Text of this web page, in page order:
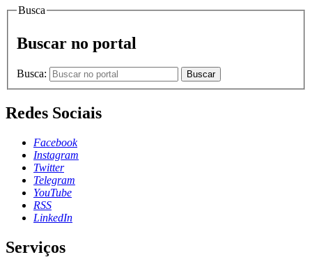
Busca
Buscar no portal
Busca: Buscar
Redes Sociais
Facebook
Instagram
Twitter
Telegram
YouTube
RSS
LinkedIn
Serviços